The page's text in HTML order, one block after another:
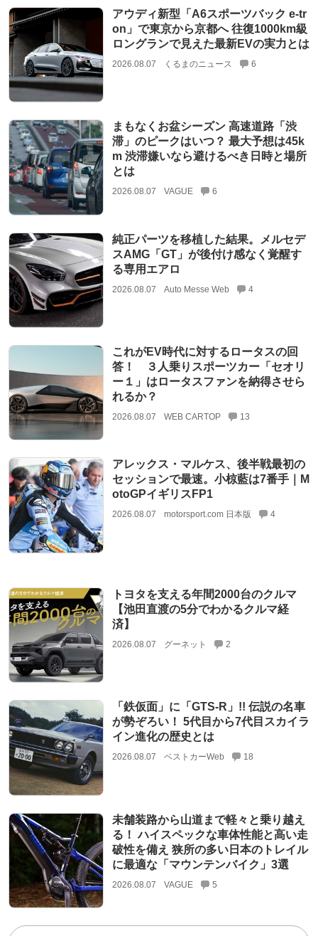
アウディ新型「A6スポーツバック e-tr
on」で東京から京都へ 往復1000km級
ロングランで見えた最新EVの実力とは
2026.08.07 くるまのニュース 6
まもなくお盆シーズン 高速道路「渋
滞」のピークはいつ？ 最大予想は45k
m 渋滞嫌いなら避けるべき日時と場所
とは
2026.08.07 VAGUE 6
純正パーツを移植した結果。メルセデ
スAMG「GT」が後付け感なく覚醒す
る専用エアロ
2026.08.07 Auto Messe Web 4
これがEV時代に対するロータスの回
答！ ３人乗りスポーツカー「セオリ
ー１」はロータスファンを納得させら
れるか？
2026.08.07 WEB CARTOP 13
アレックス・マルケス、後半戦最初の
セッションで最速。小椋藍は7番手｜M
otoGPイギリスFP1
2026.08.07 motorsport.com 日本版 4
トヨタを支える年間2000台のクルマ
【池田直渡の5分でわかるクルマ経
済】
2026.08.07 グーネット 2
「鉄仮面」に「GTS-R」!! 伝説の名車
が勢ぞろい！ 5代目から7代目スカイラ
イン進化の歴史とは
2026.08.07 ベストカーWeb 18
未舗装路から山道まで軽々と乗り越え
る！ ハイスペックな車体性能と高い走
破性を備え 狭所の多い日本のトレイル
に最適な「マウンテンバイク」3選
2026.08.07 VAGUE 5